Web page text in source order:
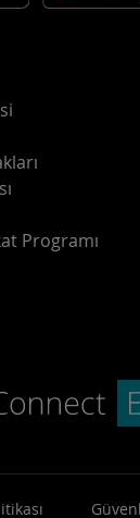
Programı